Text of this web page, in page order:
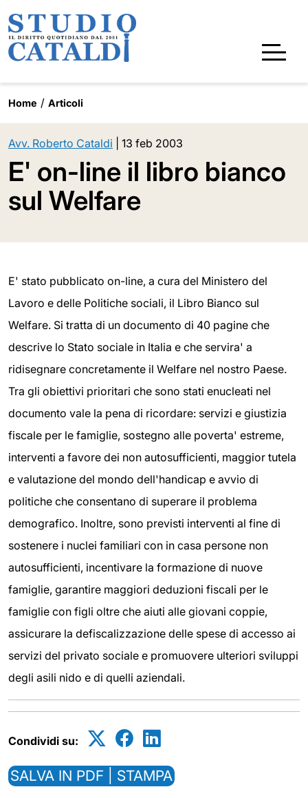
Home Articoli
Avv. Roberto Cataldi 13 feb 2003
E' on-line il libro bianco
sul Welfare
E' stato pubblicato on-line, a cura del Ministero del
Lavoro e delle Politiche sociali, il Libro Bianco sul
Welfare. Si tratta di un documento di 40 pagine che
descrive lo Stato sociale in Italia e che servira' a
ridisegnare concretamente il Welfare nel nostro Paese.
Tra gli obiettivi prioritari che sono stati enucleati nel
documento vale la pena di ricordare: servizi e giustizia
fiscale per le famiglie, sostegno alle poverta' estreme,
interventi a favore dei non autosufficienti, maggior tutela
e valutazione del mondo dell'handicap e avvio di
politiche che consentano di superare il problema
demografico. Inoltre, sono previsti interventi al fine di
sostenere i nuclei familiari con in casa persone non
autosufficienti, incentivare la formazione di nuove
famiglie, garantire maggiori deduzioni fiscali per le
famiglie con figli oltre che aiuti alle giovani coppie,
assicurare la defiscalizzazione delle spese di accesso ai
servizi del privato sociale e promuovere ulteriori sviluppi
degli asili nido e di quelli aziendali.
Condividi su:
SALVA IN PDF | STAMPA